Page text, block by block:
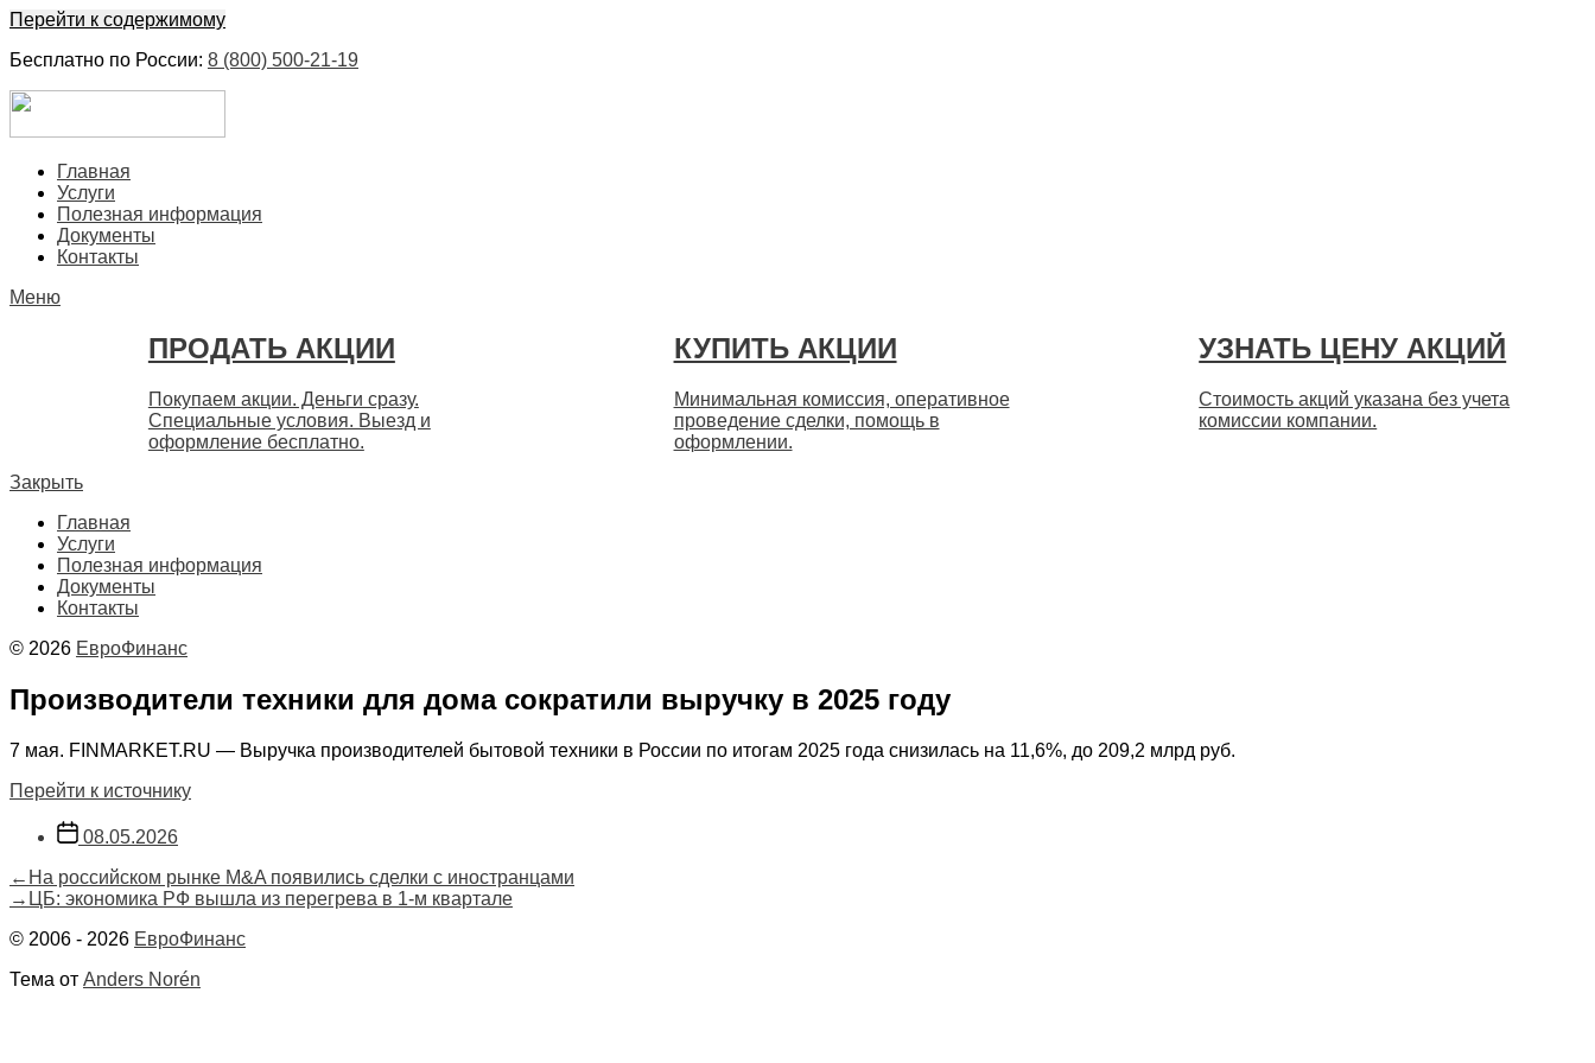
Перейти к содержимому
Бесплатно по России: 8 (800) 500-21-19
Главная
Услуги
Полезная информация
Документы
Контакты
Меню
ПРОДАТЬ АКЦИИ
Покупаем акции. Деньги сразу.
Специальные условия. Выезд и
оформление бесплатно.
КУПИТЬ АКЦИИ
Минимальная комиссия, оперативное
проведение сделки, помощь в
оформлении.
УЗНАТЬ ЦЕНУ АКЦИЙ
Стоимость акций указана без учета
комиссии компании.
Закрыть
Главная
Услуги
Полезная информация
Документы
Контакты
© 2026 ЕвроФинанс
Производители техники для дома сократили выручку в 2025 году
7 мая. FINMARKET.RU — Выручка производителей бытовой техники в России по итогам 2025 года снизилась на 11,6%, до 209,2 млрд руб.
Перейти к источнику
Дата
записи
08.05.2026
Навигация
по
записям
← Предыдущая
запись:
На российском рынке M&A появились сделки с иностранцами
→ Следующая
ЦБ: экономика РФ вышла из перегрева в 1-м квартале
© 2006 - 2026 ЕвроФинанс
Тема от Anders Norén